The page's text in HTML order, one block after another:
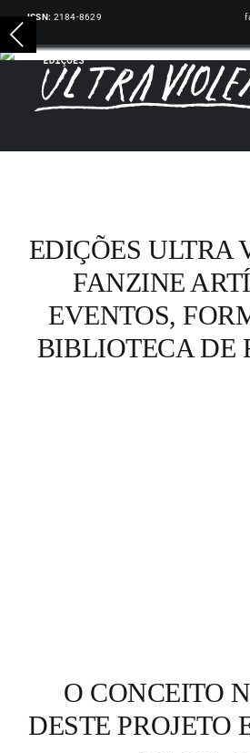
Skip
to
content
ISSN: 2184-8629
EVENTOS
EDIÇÕES ULTRA
FANZINE
EVENTOS,
BIBLIOTECA DE
O CONCEITO
DESTE PROJETO